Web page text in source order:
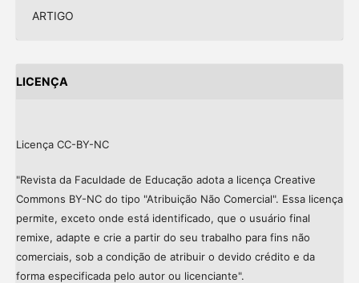
ARTIGO
LICENÇA
Licença CC-BY-NC
"Revista da Faculdade de Educação adota a licença Creative
Commons BY-NC do tipo "Atribuição Não Comercial". Essa licença
permite, exceto onde está identificado, que o usuário final
remixe, adapte e crie a partir do seu trabalho para fins não
comerciais, sob a condição de atribuir o devido crédito e da
forma especificada pelo autor ou licenciante".